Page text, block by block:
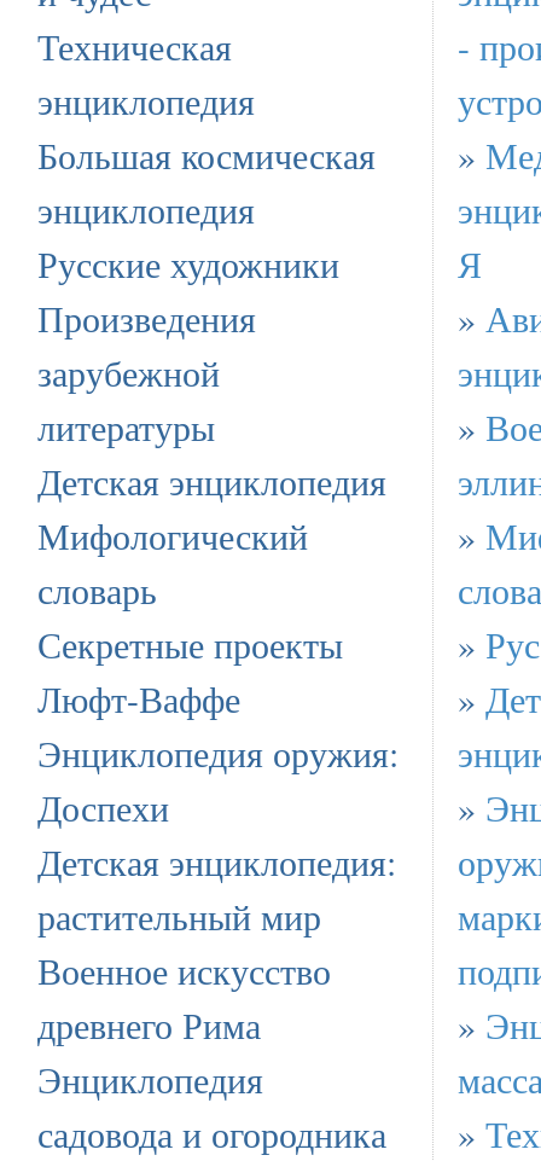
Техническая
энциклопедия
Большая космическая
энциклопедия
Русские художники
Произведения
зарубежной
литературы
Детская энциклопедия
Мифологический
словарь
Секретные проекты
Люфт-Ваффе
Энциклопедия оружия:
Доспехи
Детская энциклопедия:
растительный мир
Военное искусство
древнего Рима
Энциклопедия
садовода и огородника
-
»
Я
»
»
»
»
»
»
»
»